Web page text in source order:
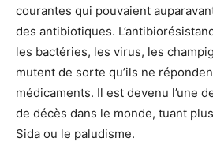
courantes qui pouvaient
des antibiotiques.
les bactéries, les virus, les
mutent de sorte qu’ils ne
médicaments. Il est devenu l’une
de décès dans le monde, tuant
Sida ou le paludisme.